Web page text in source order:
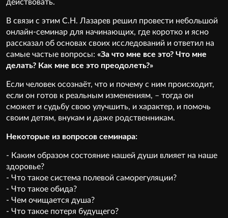
действовать.
В связи с этим С.Н. Лазарев решил провести небольшой
онлайн-семинар для начинающих, где коротко и ясно
рассказал об основах своих исследований и ответил на
самые частые вопросы: «За что мне все это? Что мне
делать? Как мне все это преодолеть?»
Если человек осознаёт, что и почему с ним происходит,
если он готов к реальным изменениям, – тогда он
сможет и судьбу свою улучшить, и характер, и помочь
своим детям, внукам и даже родственникам.
Некоторые из вопросов семинара:
- Каким образом состояние нашей души влияет на наше
здоровье?
- Что такое система полевой саморегуляции?
- Что такое обида?
- Чем очищается душа?
- Что такое потеря будущего?